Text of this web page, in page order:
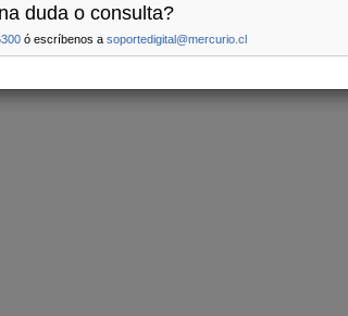
duda o consulta?
ó escríbenos a soportedigital@mercurio.cl